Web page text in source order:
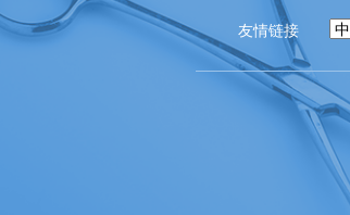
友情链接